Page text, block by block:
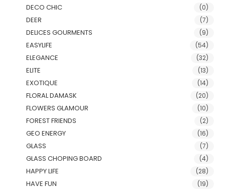
DECO CHIC (0)
DEER (7)
DELICES GOURMENTS (9)
EASYLIFE (54)
ELEGANCE (32)
ELITE (13)
EXOTIQUE (14)
FLORAL DAMASK (20)
FLOWERS GLAMOUR (10)
FOREST FRIENDS (2)
GEO ENERGY (16)
GLASS (7)
GLASS CHOPING BOARD (4)
HAPPY LIFE (28)
HAVE FUN (19)